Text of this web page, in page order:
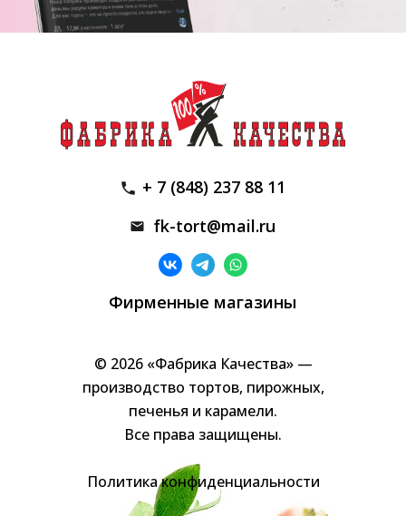
+ 7 (848) 237 88 11
Фирменные магазины
fk-tort@mail.ru
© 2026 «Фабрика Качества» —
производство тортов, пирожных,
печенья и карамели.
Все права защищены.
Политика конфиденциальности